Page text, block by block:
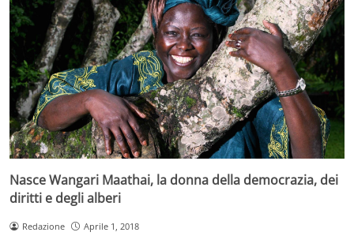
Nasce Wangari Maathai, la donna della democrazia, dei
diritti e degli alberi
Redazione Aprile 1, 2018